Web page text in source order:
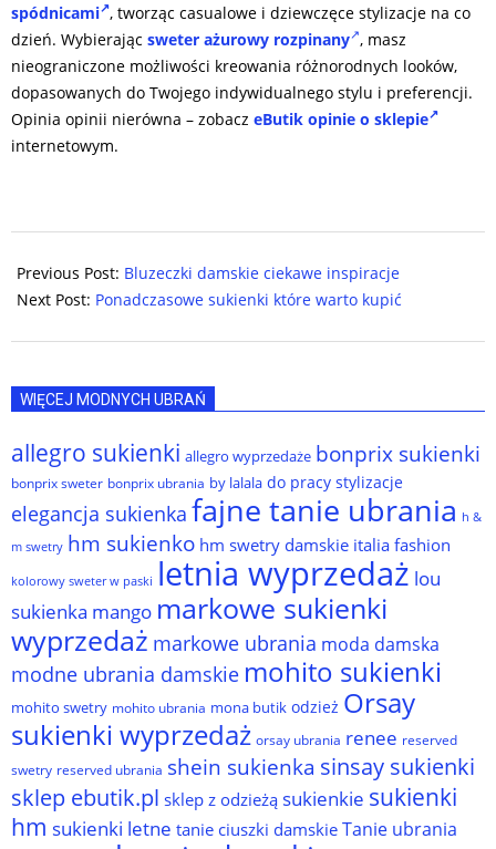
spódnicami , tworząc casualowe i dziewczęce stylizacje na co
dzień. Wybierając sweter ażurowy rozpinany , masz
nieograniczone możliwości kreowania różnorodnych looków,
dopasowanych do Twojego indywidualnego stylu i preferencji.
Opinia opinii nierówna – zobacz eButik opinie o sklepie
internetowym.
02-
09
Previous Post: Bluzeczki damskie ciekawe inspiracje
Next Post: Ponadczasowe sukienki które warto kupić
WIĘCEJ MODNYCH UBRAŃ
allegro sukienki allegro wyprzedaże bonprix sukienki
bonprix sweter bonprix ubrania by lalala do pracy stylizacje
elegancja sukienka fajne tanie ubrania h &
m swetry hm sukienko hm swetry damskie italia fashion
kolorowy sweter w paski letnia wyprzedaż lou
sukienka mango markowe sukienki
wyprzedaż markowe ubrania moda damska
modne ubrania damskie mohito sukienki
mohito swetry mohito ubrania mona butik odzież Orsay
sukienki wyprzedaż orsay ubrania renee reserved
swetry reserved ubrania shein sukienka sinsay sukienki
sklep ebutik.pl sklep z odzieżą sukienkie sukienki
hm sukienki letne tanie ciuszki damskie Tanie ubrania